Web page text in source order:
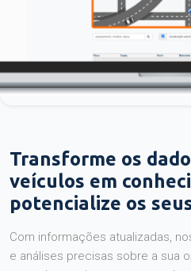
Transforme os
veículos em
potencialize os
Com informações atualizadas,
e análises precisas sobre a sua